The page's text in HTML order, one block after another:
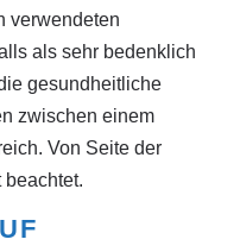
verwendeten
als sehr bedenklich
gesundheitliche
zwischen einem
Von Seite der